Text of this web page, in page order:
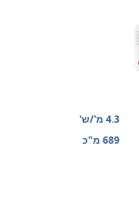
4.3 מ'/ש'
689 מ"כ